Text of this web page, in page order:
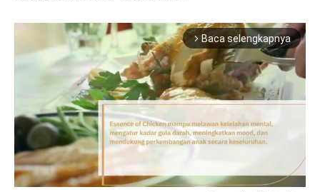
arrow_forward_ios Baca selengkapnya